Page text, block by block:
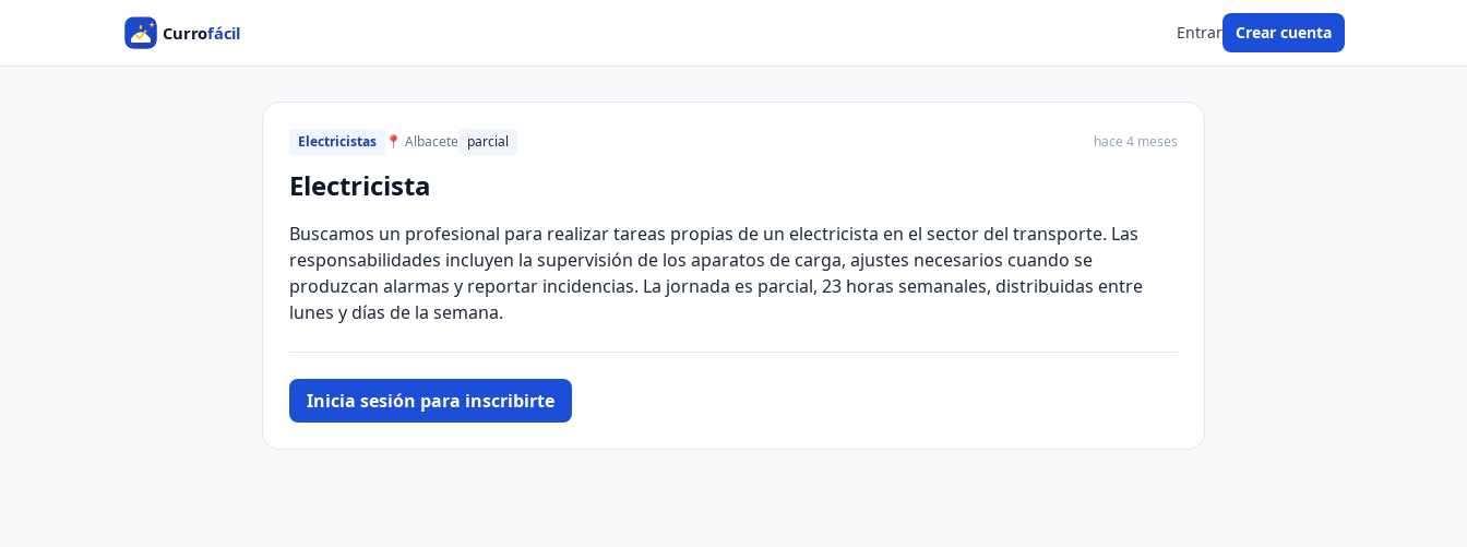
Entrar Crear cuenta
Electricistas 📍 Albacete parcial hace 4 meses
Electricista
Buscamos un profesional para realizar tareas propias de un electricista en el sector del transporte. Las
responsabilidades incluyen la supervisión de los aparatos de carga, ajustes necesarios cuando se
produzcan alarmas y reportar incidencias. La jornada es parcial, 23 horas semanales, distribuidas entre
lunes y días de la semana.
Inicia sesión para inscribirte